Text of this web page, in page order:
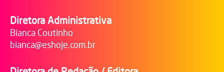
Diretora Administrativa
Bianca Coutinho
bianca@eshoje.com.br